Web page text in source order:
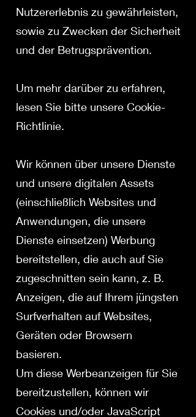
Nutzererlebnis zu gewährleisten,
sowie zu Zwecken der Sicherheit
und der Betrugsprävention.
Um mehr darüber zu erfahren,
lesen Sie bitte unsere Cookie-
Richtlinie.
Wir können über unsere Dienste
und unsere digitalen Assets
(einschließlich Websites und
Anwendungen, die unsere
Dienste einsetzen) Werbung
bereitstellen, die auch auf Sie
zugeschnitten sein kann, z. B.
Anzeigen, die auf Ihrem jüngsten
Surfverhalten auf Websites,
Geräten oder Browsern
basieren.
Um diese Werbeanzeigen für Sie
bereitzustellen, können wir
Cookies und/oder JavaScript